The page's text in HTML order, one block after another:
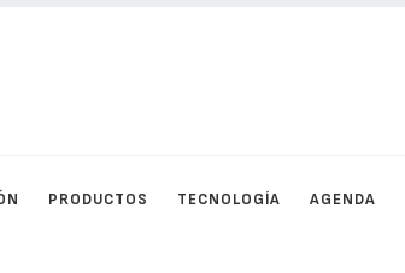
PRODUCTOS TECNOLOGÍA AGENDA